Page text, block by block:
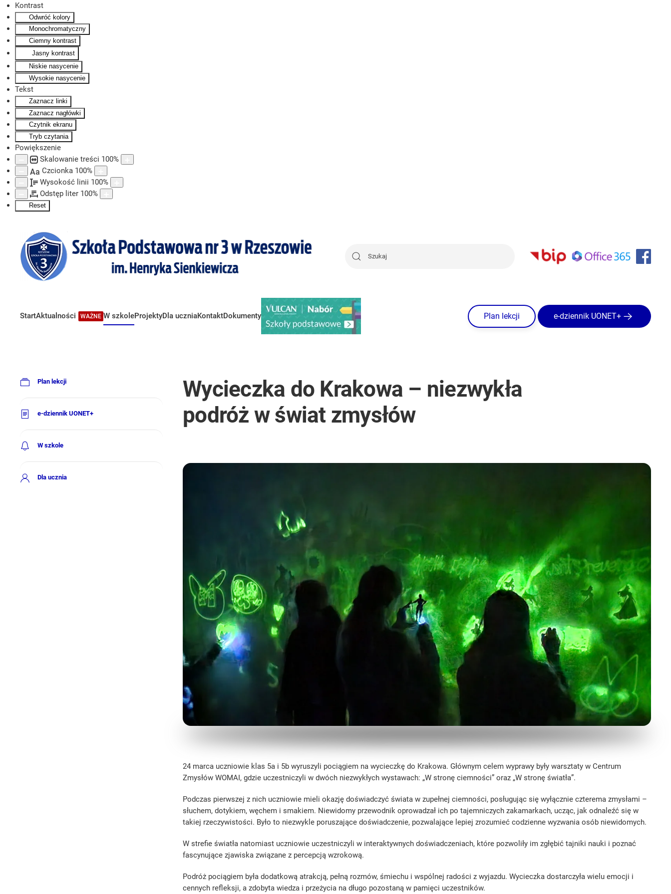
Kontrast
Odwróć kolory
Monochromatyczny
Ciemny kontrast
Jasny kontrast
Niskie nasycenie
Wysokie nasycenie
Tekst
Zaznacz linki
Zaznacz nagłówki
Czytnik ekranu
Tryb czytania
Powiększenie
Skalowanie treści 100%
Aa Czcionka 100%
Wysokość linii 100%
Odstęp liter 100%
Reset
Skip to main content
StartAktualności WAŻNE W szkoleProjektyDla uczniaKontaktDokumenty Plan lekcji e-dziennik UONET+
Plan lekcji
e-dziennik UONET+
W szkole
Dla ucznia
Wycieczka do Krakowa – niezwykła
podróż w świat zmysłów
24 marca uczniowie klas 5a i 5b wyruszyli pociągiem na wycieczkę do Krakowa. Głównym celem wyprawy były warsztaty w Centrum
Zmysłów WOMAI, gdzie uczestniczyli w dwóch niezwykłych wystawach: „W stronę ciemności” oraz „W stronę światła”.
Podczas pierwszej z nich uczniowie mieli okazję doświadczyć świata w zupełnej ciemności, posługując się wyłącznie czterema zmysłami –
słuchem, dotykiem, węchem i smakiem. Niewidomy przewodnik oprowadzał ich po tajemniczych zakamarkach, ucząc, jak odnaleźć się w
takiej rzeczywistości. Było to niezwykle poruszające doświadczenie, pozwalające lepiej zrozumieć codzienne wyzwania osób niewidomych.
W strefie światła natomiast uczniowie uczestniczyli w interaktywnych doświadczeniach, które pozwoliły im zgłębić tajniki nauki i poznać
fascynujące zjawiska związane z percepcją wzrokową.
Podróż pociągiem była dodatkową atrakcją, pełną rozmów, śmiechu i wspólnej radości z wyjazdu. Wycieczka dostarczyła wielu emocji i
cennych refleksji, a zdobyta wiedza i przeżycia na długo pozostaną w pamięci uczestników.